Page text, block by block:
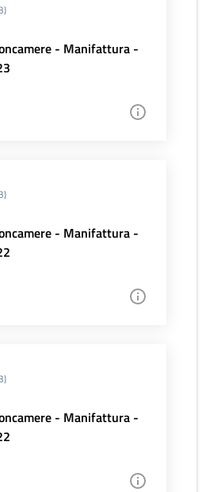
- Manifattura -
- Manifattura -
- Manifattura -